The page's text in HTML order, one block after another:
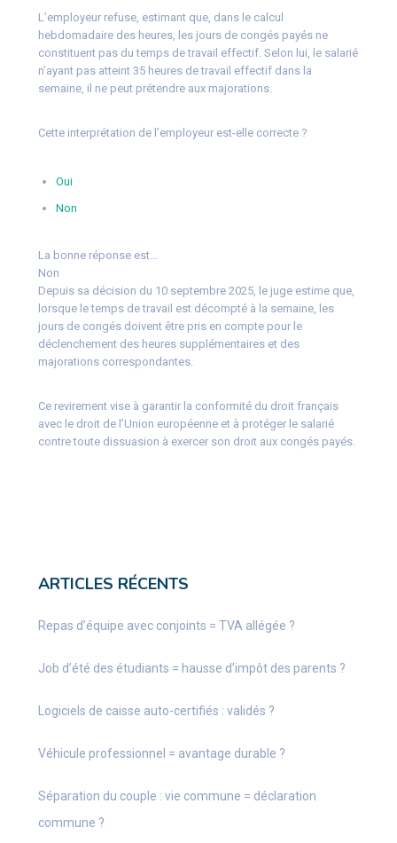
L’employeur refuse, estimant que, dans le calcul
hebdomadaire des heures, les jours de congés payés ne
constituent pas du temps de travail effectif. Selon lui, le salarié
n’ayant pas atteint 35 heures de travail effectif dans la
semaine, il ne peut prétendre aux majorations.
Cette interprétation de l’employeur est-elle correcte ?
Oui
Non
La bonne réponse est…
Non
Depuis sa décision du 10 septembre 2025, le juge estime que,
lorsque le temps de travail est décompté à la semaine, les
jours de congés doivent être pris en compte pour le
déclenchement des heures supplémentaires et des
majorations correspondantes.
Ce revirement vise à garantir la conformité du droit français
avec le droit de l’Union européenne et à protéger le salarié
contre toute dissuasion à exercer son droit aux congés payés.
ARTICLES RÉCENTS
Repas d’équipe avec conjoints = TVA allégée ?
Job d’été des étudiants = hausse d’impôt des parents ?
Logiciels de caisse auto-certifiés : validés ?
Véhicule professionnel = avantage durable ?
Séparation du couple : vie commune = déclaration
commune ?